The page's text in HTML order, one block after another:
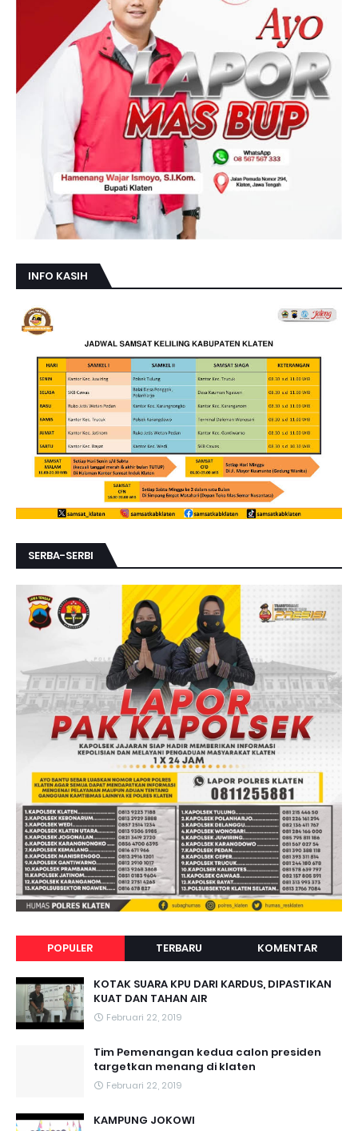
INFO KASIH
SERBA-SERBI
POPULER TERBARU KOMENTAR
KOTAK SUARA KPU DARI KARDUS, DIPASTIKAN
KUAT DAN TAHAN AIR
Februari 22, 2019
Tim Pemenangan kedua calon presiden
targetkan menang di klaten
Februari 22, 2019
KAMPUNG JOKOWI